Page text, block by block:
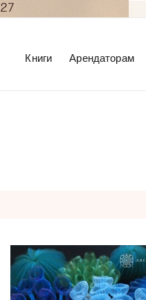
Книги Арендаторам